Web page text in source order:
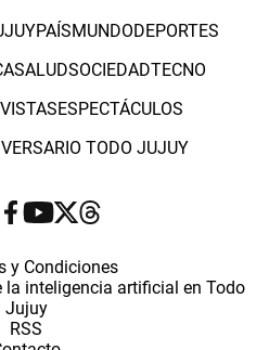
PAÍSMUNDODEPORTES
SALUDSOCIEDADTECNO
ESPECTÁCULOS
TODO JUJUY
y Condiciones
la inteligencia artificial en Todo
Jujuy
RSS